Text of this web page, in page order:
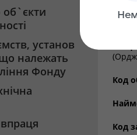
об`єкти
установ
що належать
Фонду
Код
Код